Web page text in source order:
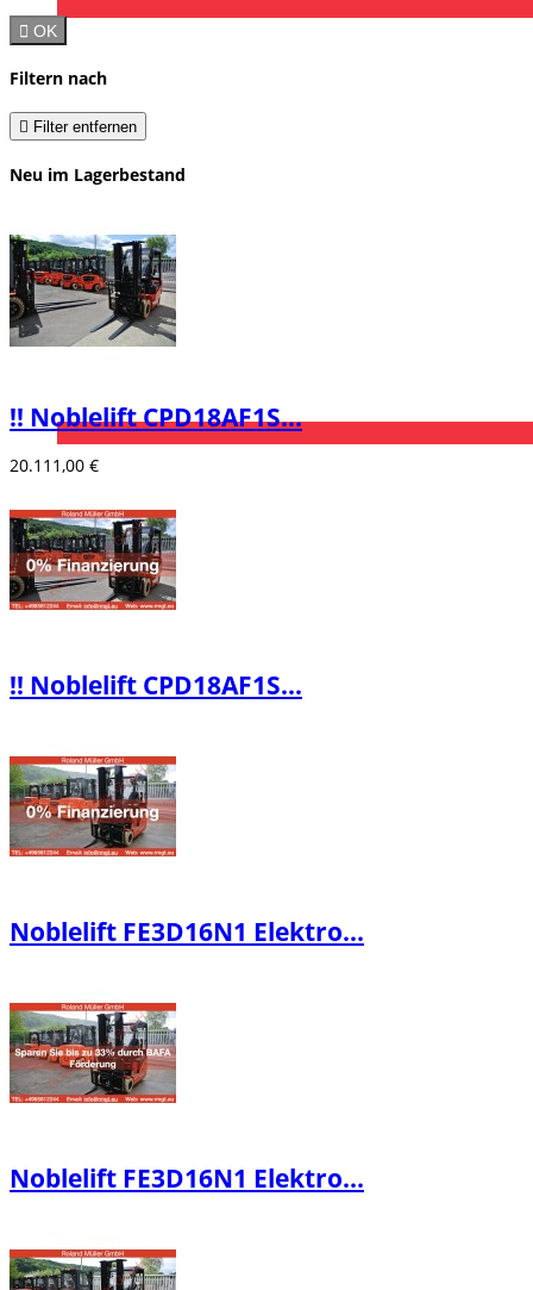
 OK
Filtern nach
 Filter entfernen
Neu im Lagerbestand
‼️ Noblelift CPD18AF1S...
20.111,00 €
‼️ Noblelift CPD18AF1S...
Noblelift FE3D16N1 Elektro...
Noblelift FE3D16N1 Elektro...